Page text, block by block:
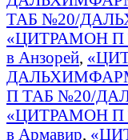
ТАБ №20/
«ЦИТРАМОН
в Анзорей,
П ТАБ №20/
«ЦИТРАМОН
в Армавир,